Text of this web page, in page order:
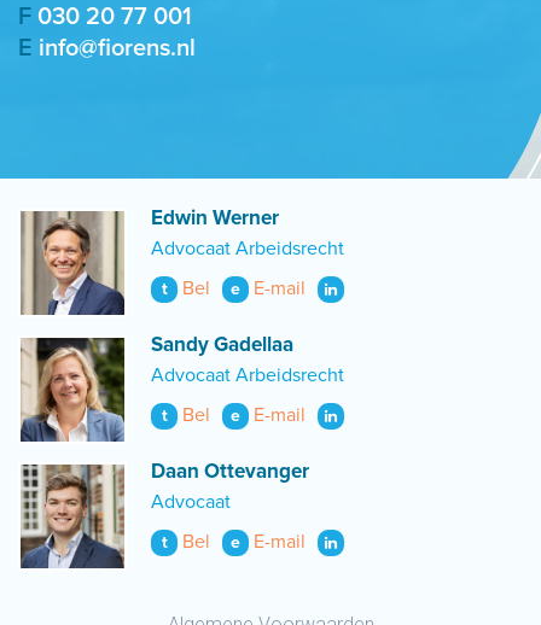
F 030 20 77 001
E info@fiorens.nl
Edwin Werner
Advocaat Arbeidsrecht
t Bel e E-mail
Sandy Gadellaa
Advocaat Arbeidsrecht
t Bel e E-mail
Daan Ottevanger
Advocaat
t Bel e E-mail